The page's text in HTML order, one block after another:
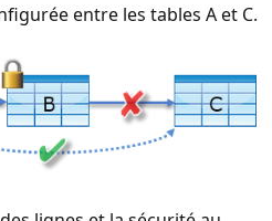
entre les tables A et C.